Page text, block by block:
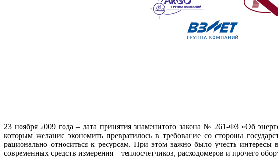
23 ноября 2009 года – дата принятия знаменитого закона № 261‑ФЗ «Об
которым желание экономить превратилось в требование со стороны
рационально относиться к ресурсам. При этом важно было учесть интересы
современных средств измерения – теплосчетчиков, расходомеров и прочего